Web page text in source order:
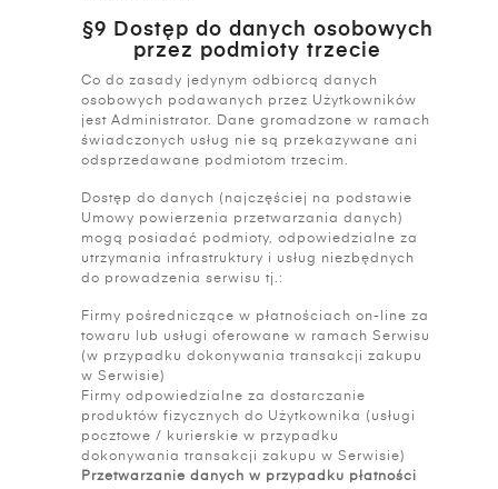
§9 Dostęp do danych osobowych
przez podmioty trzecie
Co do zasady jedynym odbiorcą danych
osobowych podawanych przez Użytkowników
jest Administrator. Dane gromadzone w ramach
świadczonych usług nie są przekazywane ani
odsprzedawane podmiotom trzecim.
Dostęp do danych (najczęściej na podstawie
Umowy powierzenia przetwarzania danych)
mogą posiadać podmioty, odpowiedzialne za
utrzymania infrastruktury i usług niezbędnych
do prowadzenia serwisu tj.:
Firmy pośredniczące w płatnościach on-line za
towaru lub usługi oferowane w ramach Serwisu
(w przypadku dokonywania transakcji zakupu
w Serwisie)
Firmy odpowiedzialne za dostarczanie
produktów fizycznych do Użytkownika (usługi
pocztowe / kurierskie w przypadku
dokonywania transakcji zakupu w Serwisie)
Przetwarzanie danych w przypadku płatności